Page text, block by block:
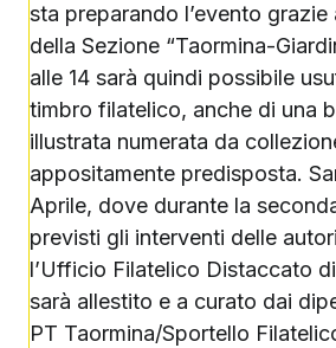
sta preparando l’evento grazie
della Sezione “Taormina-
alle 14 sarà quindi possibile
timbro filatelico, anche di una
illustrata numerata da
appositamente predisposta.
Aprile, dove durante la
previsti gli interventi delle
l’Ufficio Filatelico Distaccato
sarà allestito e a curato dai
PT Taormina/Sportello